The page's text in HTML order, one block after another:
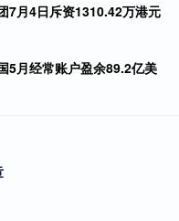
7月4日斥资1310.42万港元
5月经常账户盈余89.2亿美